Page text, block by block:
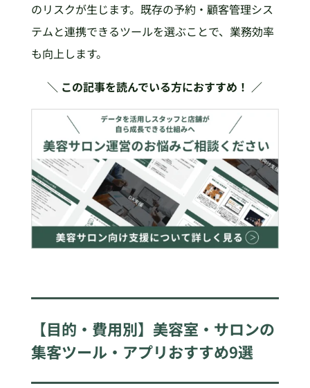
のリスクが生じます。既存の予約・顧客管理シス
テムと連携できるツールを選ぶことで、業務効率
も向上します。
＼ この記事を読んでいる方におすすめ！ ／
【目的・費用別】美容室・サロンの
集客ツール・アプリおすすめ9選